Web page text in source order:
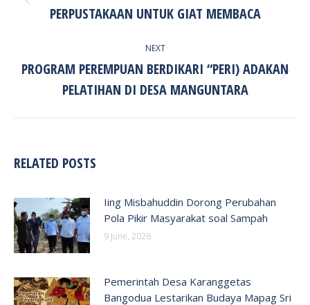
post:
PERPUSTAKAAN UNTUK GIAT MEMBACA
NEXT
Next
post:
PROGRAM PEREMPUAN BERDIKARI “PERI) ADAKAN
PELATIHAN DI DESA MANGUNTARA
RELATED POSTS
Iing Misbahuddin Dorong Perubahan
Pola Pikir Masyarakat soal Sampah
9 June, 2026
Pemerintah Desa Karanggetas
Bangodua Lestarikan Budaya Mapag Sri